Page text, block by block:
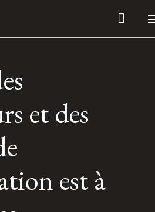
et des
est à